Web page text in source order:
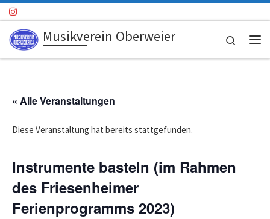
Zum Inhalt springen
Musikverein Oberweier
Search
« Alle Veranstaltungen
Diese Veranstaltung hat bereits stattgefunden.
Instrumente basteln (im Rahmen
des Friesenheimer
Ferienprogramms 2023)